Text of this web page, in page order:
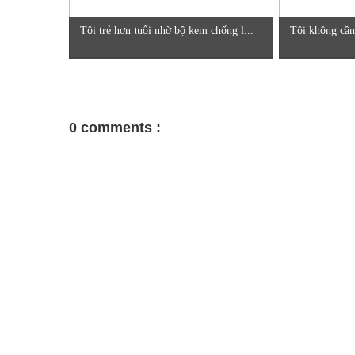
Tôi trẻ hơn tuổi nhờ bộ kem chống l... Tôi không
0 comments :